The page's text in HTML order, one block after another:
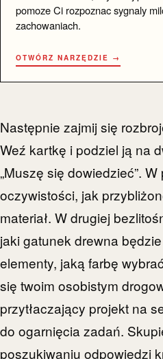
pomoze Ci rozpoznac sygnaly
zachowaniach.
OTWÓRZ NARZĘDZIE →
Następnie zajmij się
Weź kartkę i podziel ją na
„Muszę się dowiedzieć”.
oczywistości, jak
materiał. W drugiej
jaki gatunek drewna
elementy, jaką farbę
się twoim osobistym
przytłaczający projekt na
do ogarnięcia zadań.
poszukiwaniu odpowiedzi